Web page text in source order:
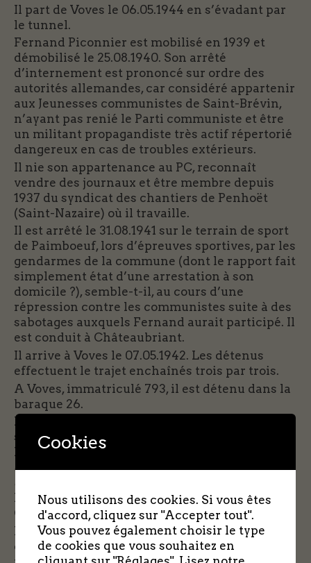
Il part de Voves le 06.05.1944 en s’évadant par
le tunnel.
Fernand Piconnier est mobilisé en 1939 et
démobilisé le 25.08.1940. Son arrêté
d’internement est prononcé sur ordre des
autorités allemandes, car considéré appartenir
aux Jeunesses communistes de Saint-Brévin,
n’ayant pas renié le Parti communiste et être
un militant propagandiste très actif répertorié
dangereux en cas de troubles extérieurs.
Il nie son appartenance au PC, reconnaît
vendre des journaux et être membre depuis
1937 du syndicat des chantiers de Penhoët
(Saint-Nazaire) où il travaille.
Il est arrêté le 31.08.1941 sur le terrain de sport
de Paimboeuf, lors d’épreuves sportives, par les
gendarmes de la commune (dont le rapport fait
simplement état d’une arrestation à son
domicile ?), semble-t-il, au cours d’une
répression contre les communistes suite à des
sabotages auxquels Fernand aurait participé. Il
est conduit à Châteaubriant.
Il arrive à Voves le 07.05.1942. Les détenus
effectuent le trajet enchaînés trois par trois.
A Voves, immatriculé 793, il est détenu dans la
baraque 26.
Le 17.04.1943 Fernand Piconnier refuse de
signer l’engagement d’honneur en cas de
libération prétextant que :
connaître les motifs de mon arrestation, et
Refus qu’il avait déjà manifesté à
Châteaubriant.
Fernand est un élève assidu à l’université du
camp où il suit des cours d’algèbre, de
Cookies
Nous utilisons des cookies. Si vous êtes
d'accord, cliquez sur "Accepter tout".
Vous pouvez également choisir le type
de cookies que vous souhaitez en